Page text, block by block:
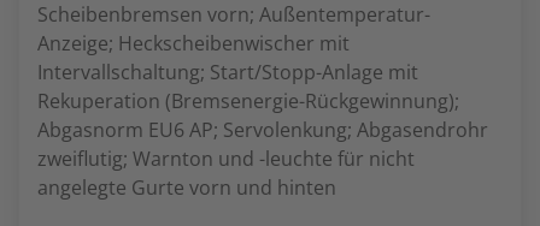
Scheibenbremsen vorn; Außentemperatur-
Anzeige; Heckscheibenwischer mit
Intervallschaltung; Start/Stopp-Anlage mit
Rekuperation (Bremsenergie-Rückgewinnung);
Abgasnorm EU6 AP; Servolenkung; Abgasendrohr
zweiflutig; Warnton und -leuchte für nicht
angelegte Gurte vorn und hinten